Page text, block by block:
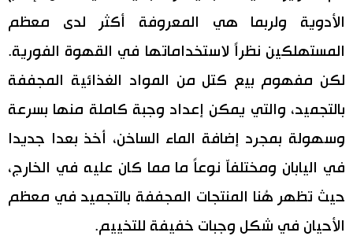
طوكيو
الأدوية ولربما هي المعروفة أكثر لدى معظم
المستهلكين نظراً لاستخداماتها في القهوة الفورية.
لكن مفهوم بيع كتل من المواد الغذائية المجففة
بالتجميد، والتي يمكن إعداد وجبة كاملة منها بسرعة
وسهولة بمجرد إضافة الماء الساخن، أخذ بعدا جديدا
في اليابان ومختلفاّ نوعاً ما مما كان عليه في الخارج،
حيث تظهر هُنا المنتجات المجففة بالتجميد في معظم
الأحيان في شكل وجبات خفيفة للتخييم.